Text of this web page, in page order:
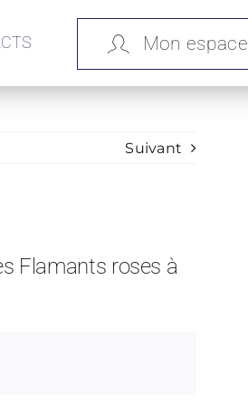
Mon espace
Suivant
Flamants roses à